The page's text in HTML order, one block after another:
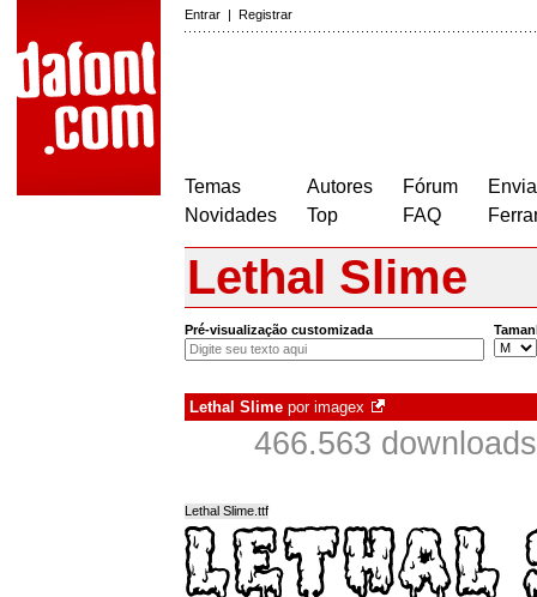
Entrar | Registrar
Temas
Novidades
Autores
Top
Fórum
FAQ
Lethal Slime
Pré-visualização customizada
Lethal Slime por imagex
466.563
Lethal Slime.ttf